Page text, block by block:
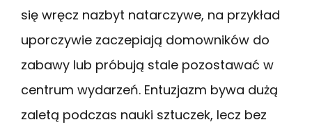
się wręcz nazbyt natarczywe, na przykład
uporczywie zaczepiają domowników do
zabawy lub próbują stale pozostawać w
centrum wydarzeń. Entuzjazm bywa dużą
zaletą podczas nauki sztuczek, lecz bez